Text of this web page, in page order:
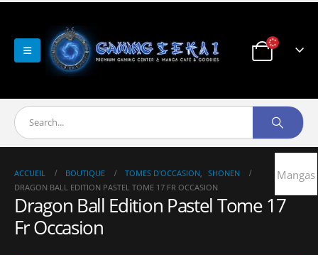
ACCUEIL BOUTIQUE TOMES D'OCCASION
SHONEN
DRAGON BALL EDITION PASTEL TOME 17 FR OCCASION
Dragon Ball Edition Pastel Tome 17
Fr Occasion
Mangas